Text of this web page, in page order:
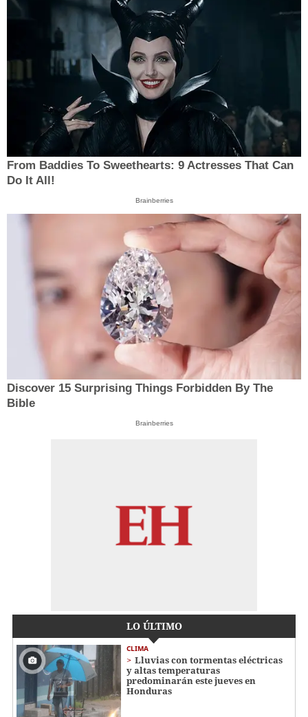
From Baddies To Sweethearts: 9 Actresses That Can
Do It All!
Brainberries
Discover 15 Surprising Things Forbidden By The
Bible
Brainberries
LO ÚLTIMO
CLIMA
Lluvias con tormentas eléctricas
y altas temperaturas
predominarán este jueves en
Honduras